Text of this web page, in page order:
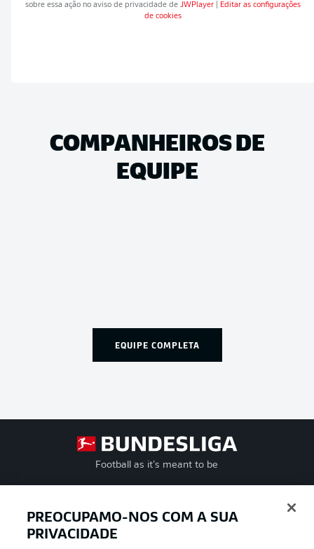
sobre essa ação no aviso de privacidade de JWPlayer
Editar as configurações
de cookies
COMPANHEIROS DE
EQUIPE
EQUIPE COMPLETA
Football as it’s meant to be
APLICATIVO DA BUNDESLIGA
PREOCUPAMO-NOS COM A SUA
PRIVACIDADE